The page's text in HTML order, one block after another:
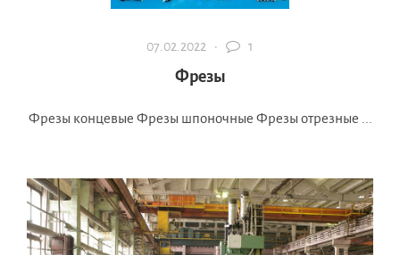
07.02.2022 · 1
Фрезы
Фрезы концевые Фрезы шпоночные Фрезы отрезные ...